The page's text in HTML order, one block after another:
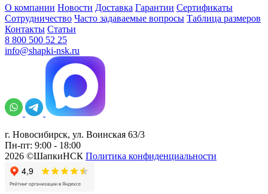
О компании Новости Доставка Гарантии Сертификаты
Сотрудничество Часто задаваемые вопросы Таблица размеров
Контакты Статьи
8 800 500 52 25
info@shapki-nsk.ru
г. Новосибирск, ул. Воинская 63/3
Пн-пт: 9:00 - 18:00
2026 ©ШапкиНСК Политика конфиденциальности